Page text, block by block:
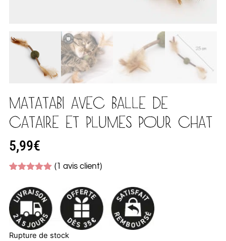
MATATABI AVEC BALLE DE
CATAIRE ET PLUMES POUR CHAT
5,99€
sur 5
basé sur
notation
client
(1 avis client)
Rupture de stock